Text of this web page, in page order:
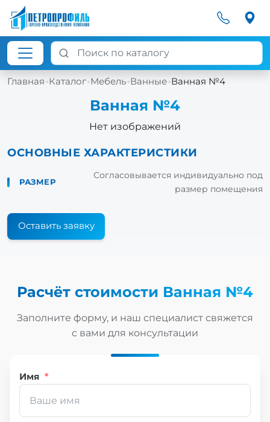
Главная→Каталог→Мебель→Ванные→Ванная №4
Ванная №4
Нет изображений
ОСНОВНЫЕ ХАРАКТЕРИСТИКИ
РАЗМЕР
Согласовывается индивидуально под
размер помещения
Оставить заявку
Расчёт стоимости Ванная №4
Заполните форму, и наш специалист свяжется
с вами для консультации
Имя *